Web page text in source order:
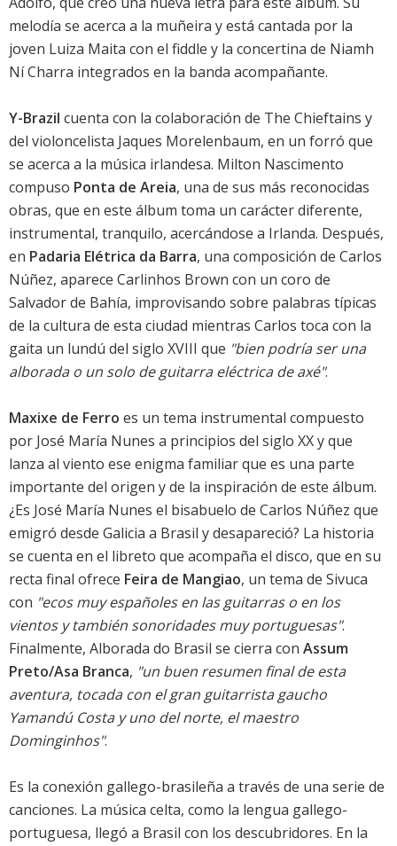
melodía se acerca a la muñeira y está cantada por la
joven Luiza Maita con el fiddle y la concertina de Niamh
Ní Charra integrados en la banda acompañante.
Y-Brazil cuenta con la colaboración de The Chieftains y
del violoncelista Jaques Morelenbaum, en un forró que
se acerca a la música irlandesa. Milton Nascimento
compuso Ponta de Areia, una de sus más reconocidas
obras, que en este álbum toma un carácter diferente,
instrumental, tranquilo, acercándose a Irlanda. Después,
en Padaria Elétrica da Barra, una composición de Carlos
Núñez, aparece Carlinhos Brown con un coro de
Salvador de Bahía, improvisando sobre palabras típicas
de la cultura de esta ciudad mientras Carlos toca con la
gaita un lundú del siglo XVIII que "bien podría ser una
alborada o un solo de guitarra eléctrica de axé".
Maxixe de Ferro es un tema instrumental compuesto
por José María Nunes a principios del siglo XX y que
lanza al viento ese enigma familiar que es una parte
importante del origen y de la inspiración de este álbum.
¿Es José María Nunes el bisabuelo de Carlos Núñez que
emigró desde Galicia a Brasil y desapareció? La historia
se cuenta en el libreto que acompaña el disco, que en su
recta final ofrece Feira de Mangiao, un tema de Sivuca
con "ecos muy españoles en las guitarras o en los
vientos y también sonoridades muy portuguesas".
Finalmente, Alborada do Brasil se cierra con Assum
Preto/Asa Branca, "un buen resumen final de esta
aventura, tocada con el gran guitarrista gaucho
Yamandú Costa y uno del norte, el maestro
Dominginhos".
Es la conexión gallego-brasileña a través de una serie de
canciones. La música celta, como la lengua gallego-
portuguesa, llegó a Brasil con los descubridores. En la